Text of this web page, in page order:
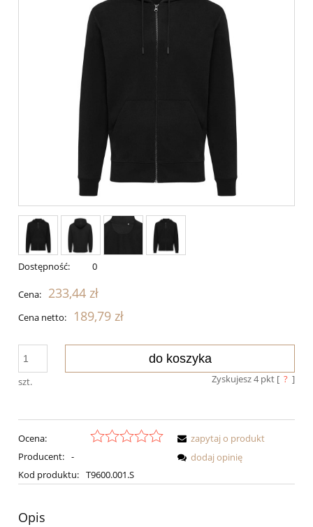
Dostępność: 0
Cena: 233,44 zł
Cena netto: 189,79 zł
szt.
do koszyka
Zyskujesz4pkt [ ? ]
Ocena:
Producent: -
Kod produktu: T9600.001.S
zapytaj o produkt
dodaj opinię
Opis